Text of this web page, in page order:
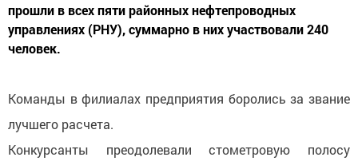
прошли в всех пяти районных нефтепроводных
управлениях (РНУ), суммарно в них участвовали 240
человек.
Команды в филиалах предприятия боролись за звание
лучшего расчета.
Конкурсанты преодолевали стометровую полосу